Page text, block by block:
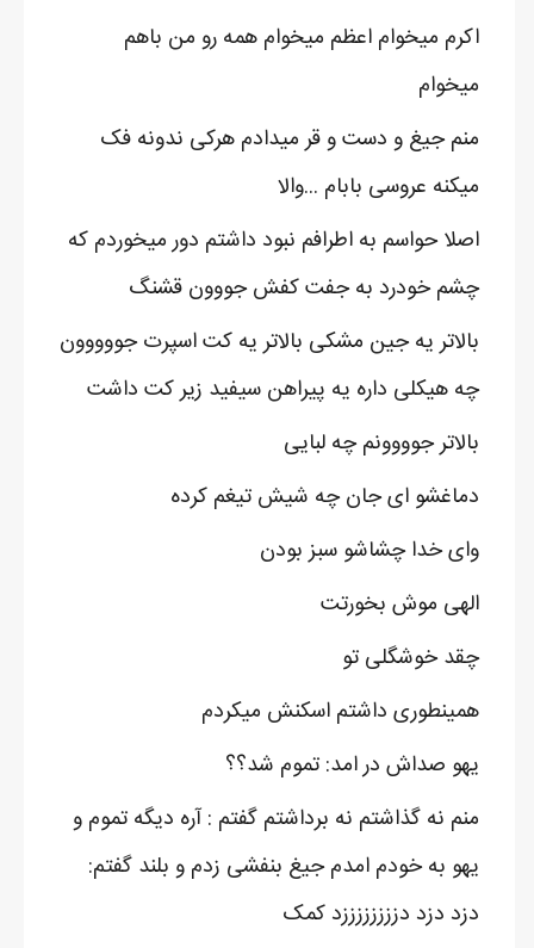
اکرم میخوام اعظم میخوام همه رو من باهم
میخوام
منم جیغ و دست و قر میدادم هرکی ندونه فک
میکنه عروسی بابام ...والا
اصلا حواسم به اطرافم نبود داشتم دور میخوردم که
چشم خودرد به جفت کفش جووون قشنگ
بالاتر یه جین مشکی بالاتر یه کت اسپرت جووووون
چه هیکلی داره یه پیراهن سیفید زیر کت داشت
بالاتر جوووونم چه لبایی
دماغشو ای جان چه شیش تیغم کرده
وای خدا چشاشو سبز بودن
الهی موش بخورتت
چقد خوشگلی تو
همینطوری داشتم اسکنش میکردم
یهو صداش در امد: تموم شد؟؟
منم نه گذاشتم نه برداشتم گفتم : آره دیگه تموم و
یهو به خودم امدم جیغ بنفشی زدم و بلند گفتم:
دزد دزد دززززززززد کمک